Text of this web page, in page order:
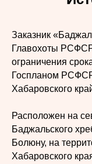
Заказник
Главохоты
ограничения
Госпланом
Хабаровского
Расположен на
Баджальского
Болюну, на
Хабаровского